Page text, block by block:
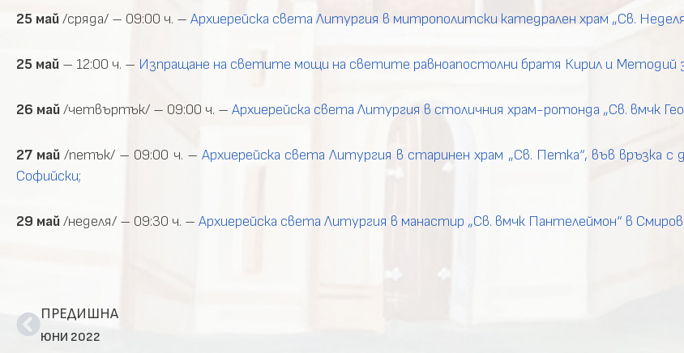
25 май/сряда/ – 09:00 ч. – Архиерейска света Литургия в митрополитски катедрален храм „Св.
25 май – 12:00 ч. – Изпращане на светите мощи на светите равноапостолни братя Кирил и Методий
26 май/четвъртък/ – 09:00 ч. – Архиерейска света Литургия в столичния храм-ротонда „Св. вмчк
27 май/петък/ – 09:00 ч. – Архиерейска света Литургия в старинен храм „Св. Петка“, във връзка с
Софийски;
29 май/неделя/ – 09:30 ч. – Архиерейска света Литургия в манастир „Св. вмчк Пантелеймон“ в Смиров
ПРЕДИШНА
ЮНИ 2022